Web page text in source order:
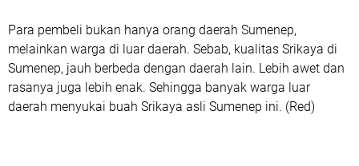
Para pembeli bukan hanya orang daerah Sumenep,
melainkan warga di luar daerah. Sebab, kualitas Srikaya di
Sumenep, jauh berbeda dengan daerah lain. Lebih awet dan
rasanya juga lebih enak. Sehingga banyak warga luar
daerah menyukai buah Srikaya asli Sumenep ini. (Red)